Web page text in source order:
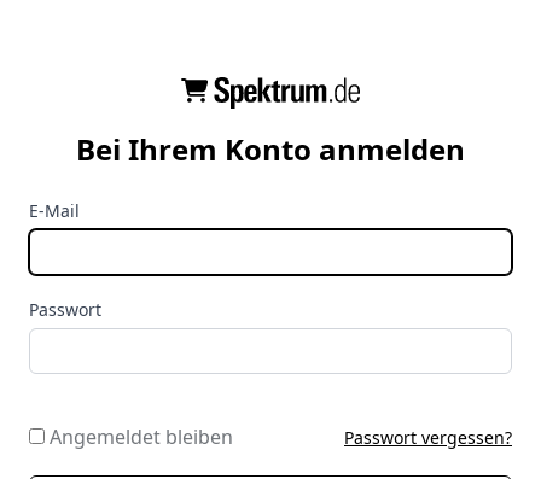
Bei Ihrem Konto anmelden
E-Mail
Passwort
Angemeldet bleiben Passwort vergessen?